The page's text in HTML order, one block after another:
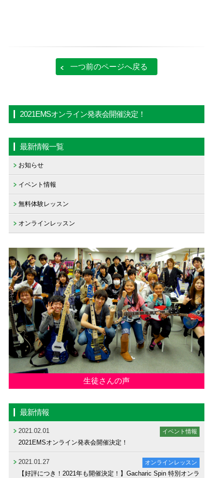
一つ前のページへ戻る
2021EMSオンライン発表会開催決定！
最新情報一覧
お知らせ
イベント情報
無料体験レッスン
オンラインレッスン
生徒さんの声
最新情報
2021.02.01 イベント情報
2021EMSオンライン発表会開催決定！
2021.01.27 オンラインレッスン
【好評につき！2021年も開催決定！】Gacharic Spin 特別オンラ